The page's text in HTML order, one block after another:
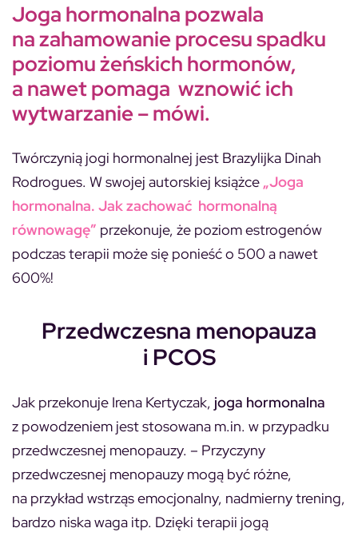
Joga hormonalna pozwala
na zahamowanie procesu spadku
poziomu żeńskich hormonów,
a nawet pomaga wznowić ich
wytwarzanie– mówi.
Twórczynią jogi hormonalnej jest Brazylijka Dinah
Rodrogues. W swojej autorskiej książce „Joga
hormonalna. Jak zachować hormonalną
równowagę” przekonuje, że poziom estrogenów
podczas terapii może się ponieść o 500 a nawet
600%!
Przedwczesna menopauza
i PCOS
Jak przekonuje Irena Kertyczak, joga hormonalna
z powodzeniem jest stosowana m.in. w przypadku
przedwczesnej menopauzy. – Przyczyny
przedwczesnej menopauzy mogą być różne,
na przykład wstrząs emocjonalny, nadmierny trening,
bardzo niska waga itp. Dzięki terapii jogą